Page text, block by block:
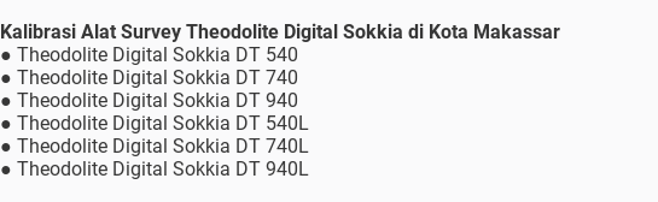
Kalibrasi Alat Survey Theodolite Digital Sokkia di Kota Makassar
● Theodolite Digital Sokkia DT 540
● Theodolite Digital Sokkia DT 740
● Theodolite Digital Sokkia DT 940
● Theodolite Digital Sokkia DT 540L
● Theodolite Digital Sokkia DT 740L
● Theodolite Digital Sokkia DT 940L